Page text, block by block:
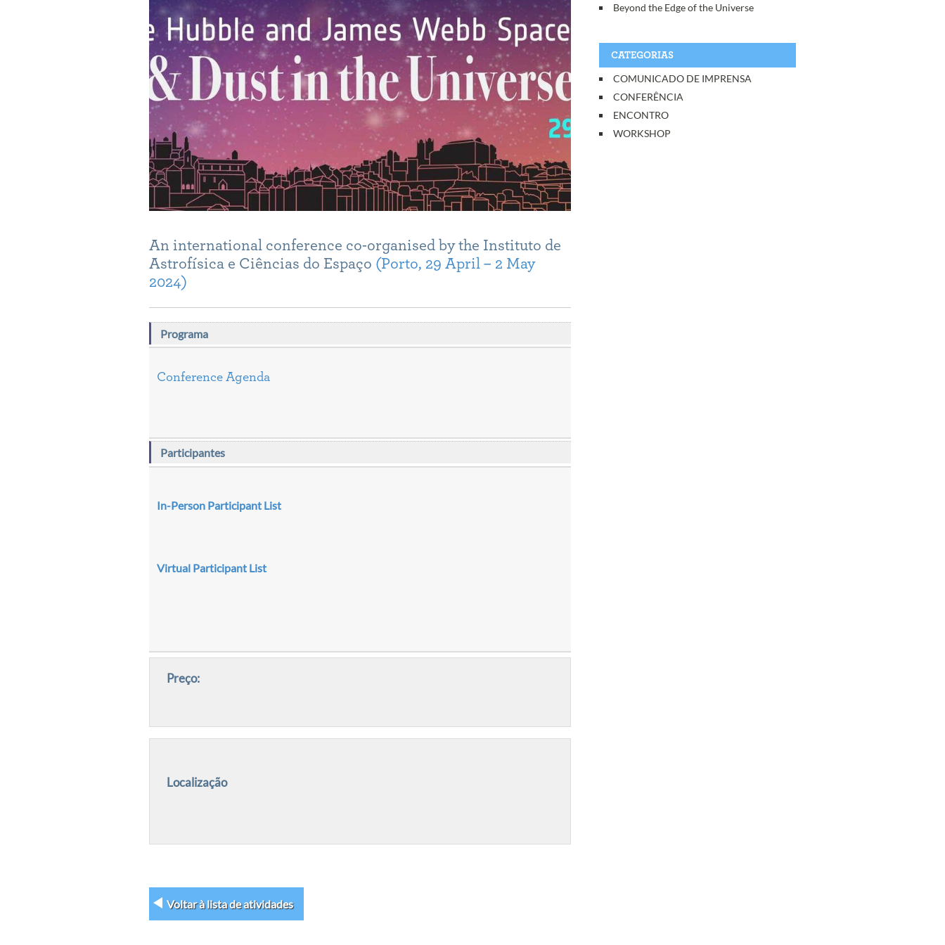
An international conference co-organised by the Instituto de
Astrofísica e Ciências do Espaço (Porto, 29 April – 2 May
2024)
Programa
Conference Agenda
Participantes
In-Person Participant List
Virtual Participant List
Preço:
Localização
Voltar à lista de atividades
Beyond the Edge of the Universe
CATEGORIAS
COMUNICADO DE IMPRENSA
CONFERÊNCIA
ENCONTRO
WORKSHOP